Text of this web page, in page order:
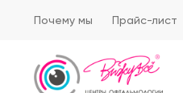
Почему мы Прайс-лист